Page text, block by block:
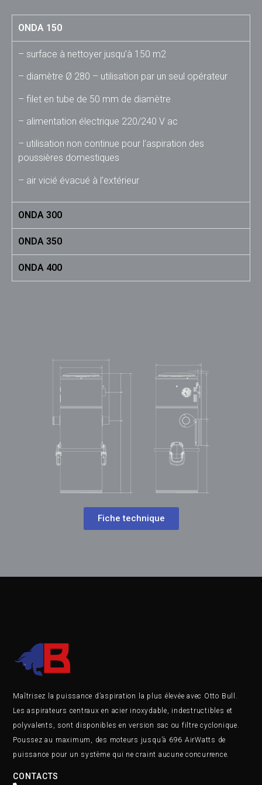
ONDA 150
– surface à nettoyer jusqu’à 150 m2
– diamètre Ø 280 – utilisation par un seul opérateur
– filet en tube de 50 mm de diamètre
– alimentation électrique 220/240 V ac
– utilisation non continue pour l’aspiration des
poussières domestiques
– air vicié évacué à l’extérieur
ONDA 300
ONDA 350
ONDA 400
Fiche technique
Maîtrisez la puissance d’aspiration la plus élevée avec Otto Bull.
Les aspirateurs centraux en acier inoxydable, indestructibles et
polyvalents, sont disponibles en version sac ou filtre cyclonique.
Poussez au maximum, des moteurs jusqu’à 696 AirWatts de
puissance pour un système qui ne craint aucune concurrence.
CONTACTS